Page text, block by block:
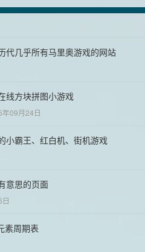
几乎所有马里奥游戏的网站
线方块拼图小游戏
09月24日
霸王、红白机、街机游戏
意思的页面
素周期表